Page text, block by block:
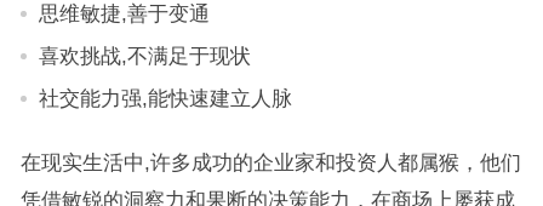
思维敏捷,善于变通
喜欢挑战,不满足于现状
社交能力强,能快速建立人脉
在现实生活中,许多成功的企业家和投资人都属猴，他们
凭借敏锐的洞察力和果断的决策能力，在商场上屡获成